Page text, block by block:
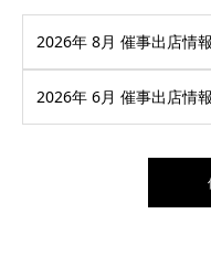
2026年 8月 催事出店情報
2026年 6月 催事出店情報